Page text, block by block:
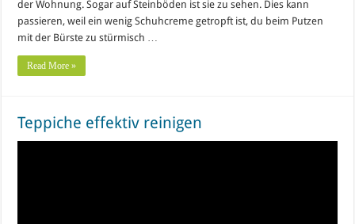
der Wohnung. Sogar auf Steinböden ist sie zu sehen. Dies kann
passieren, weil ein wenig Schuhcreme getropft ist, du beim Putzen
mit der Bürste zu stürmisch …
Read More »
Teppiche effektiv reinigen